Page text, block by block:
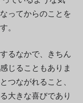
ってからのことを
。
るなかで、きちん
じることもありま
つながれること、
大きな喜びであり